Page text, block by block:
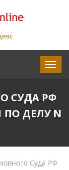
СУДА РФ
ПО ДЕЛУ N
Суда РФ